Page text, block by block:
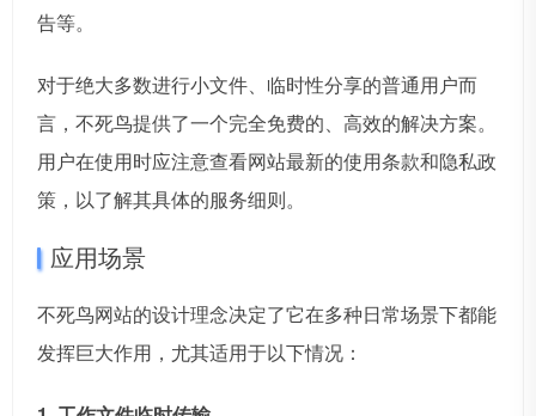
告等。
对于绝大多数进行小文件、临时性分享的普通用户而
言，不死鸟提供了一个完全免费的、高效的解决方案。
用户在使用时应注意查看网站最新的使用条款和隐私政
策，以了解其具体的服务细则。
应用场景
不死鸟网站的设计理念决定了它在多种日常场景下都能
发挥巨大作用，尤其适用于以下情况：